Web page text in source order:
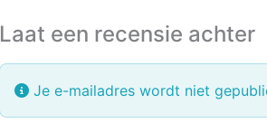
Laat een recensie achter
Je e-mailadres wordt niet